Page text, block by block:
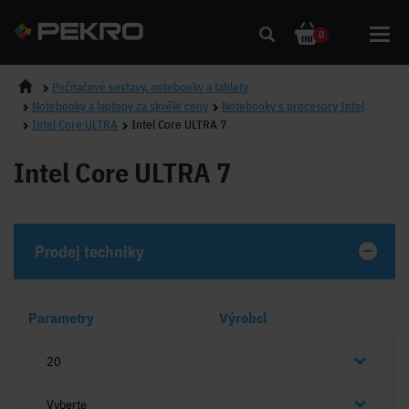
0
Počítačové sestavy, notebooky a tablety
Notebooky a laptopy za skvělé ceny
Notebooky s procesory Intel
Intel Core ULTRA
Intel Core ULTRA 7
Intel Core ULTRA 7
Prodej techniky
Parametry Výrobci
20
Vyberte